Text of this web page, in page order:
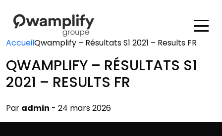
AccueilQwamplify – Résultats S1 2021 – Results FR
QWAMPLIFY – RÉSULTATS S1
2021 – RESULTS FR
Par admin - 24 mars 2026